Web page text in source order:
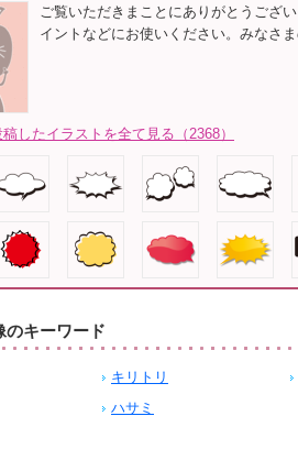
ご覧いただきまことにありがとうござ
イントなどにお使いください。みなさ
したイラストを全て見る（2368）
のキーワード
キリトリ
ハサミ